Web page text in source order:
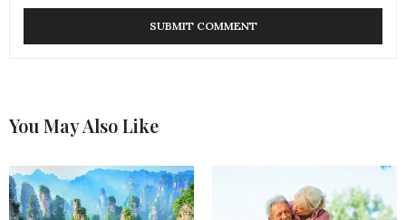
You May Also Like